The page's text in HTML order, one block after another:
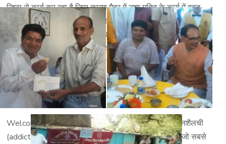
निष्ठा से कार्य कर रहा है जिस कारण मैहर में नशा मुक्ति के कार्य में बहुत
सकारात्मक परिणाम प्राप्त हुए है। यह आकार में मध्य प्रदेश और छत्तीसगढ़
का दूसरा सबसे बड़ा नशा मुक्ति केंद्र है और परिणाम में प्रथम हैं। यहाँ
मानिचिकित्सक, चिकित्सक, मनोविज्ञानी, परामर्शदाता, सुरक्षाकर्मी और नर्सिंग
स्टाफ की भोपाल की सबसे बड़ी और कुशल टीम है। यहाँ एक आधुनिक जिम
की सुविधा भी उपलब्ध है।
समस्या
Welcome to Shuddi Nasha Mukti Kendra. शराबी या नशैलची
(addict) शब्द सुनते ही एक ऐसे आदमी का चेहरा सामने आता है जो सबसे